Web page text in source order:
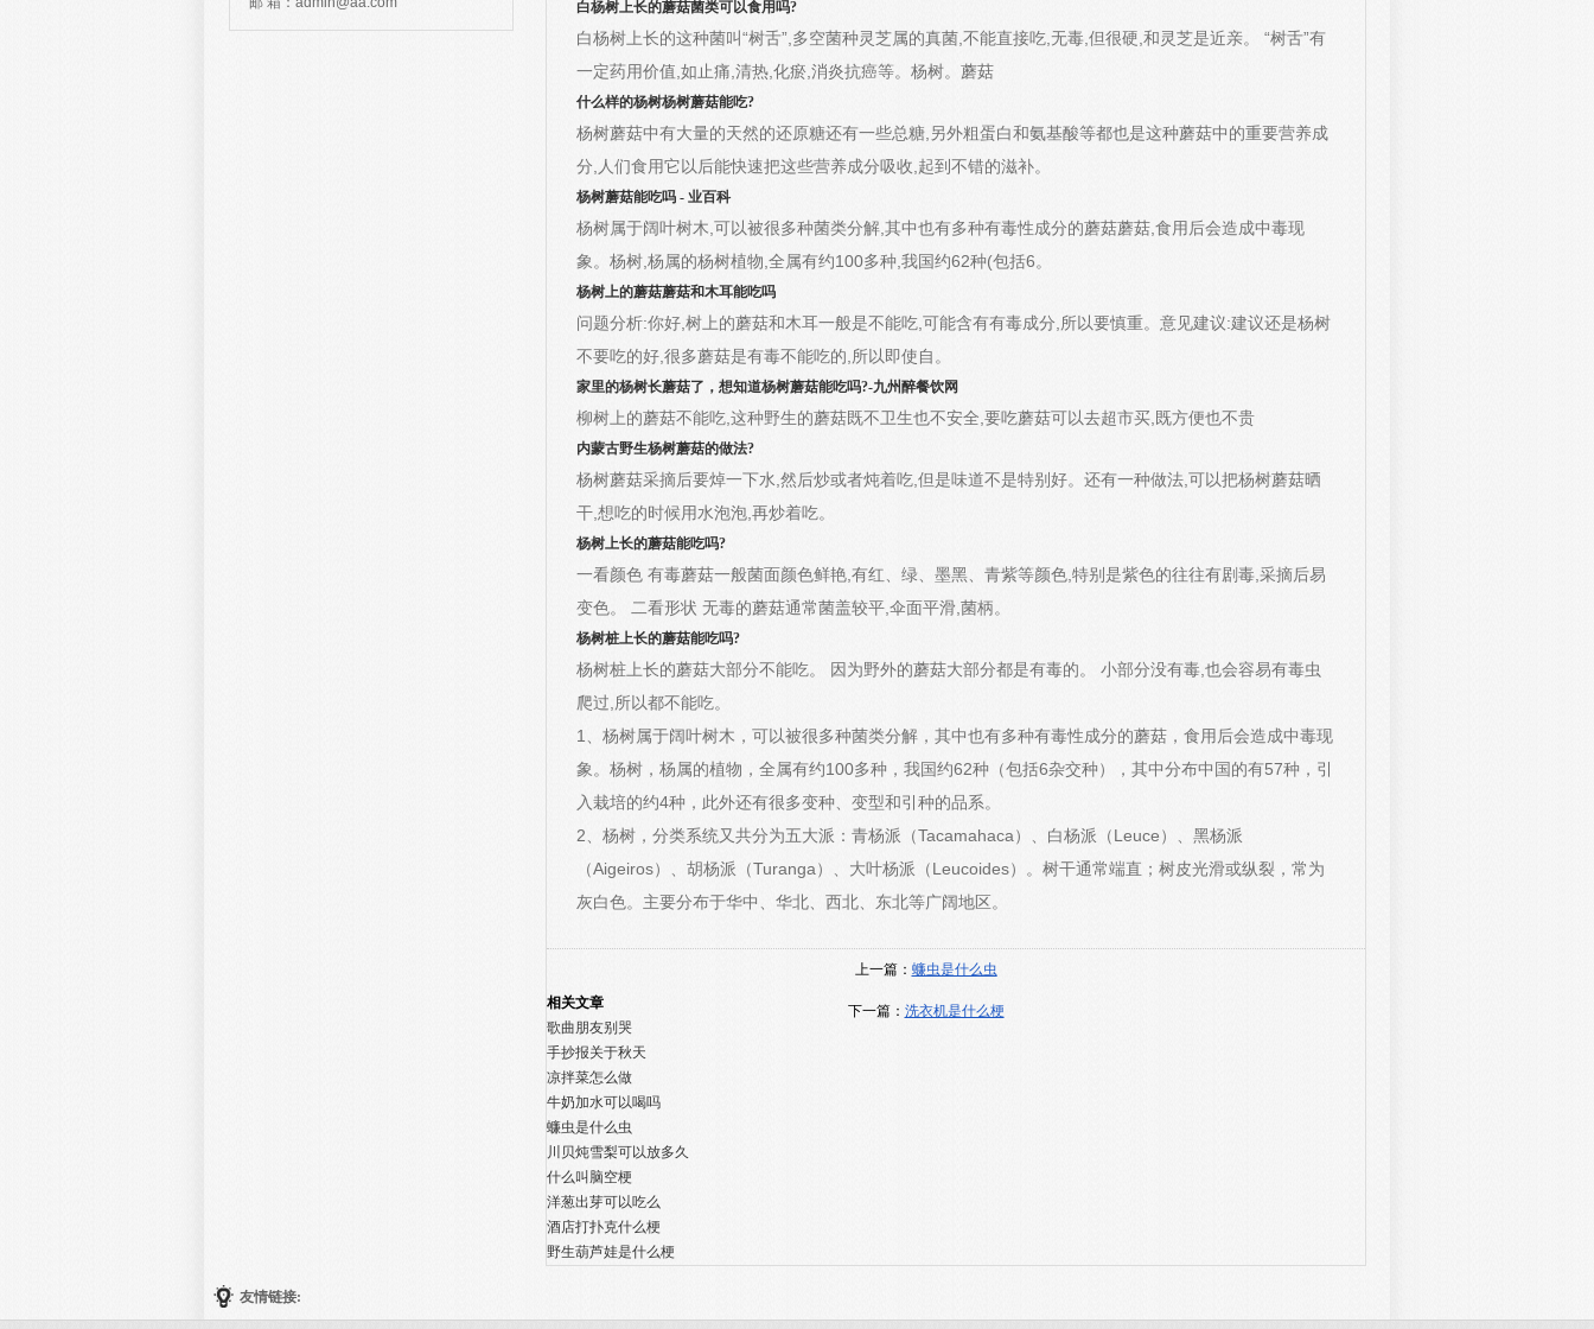
白杨树上长的蘑菇菌类可以食用吗?
白杨树上长的这种菌叫“树舌”,多空菌种灵芝属的真菌,不能直接吃,无毒,但很硬,和灵芝是近亲。 “树舌”有
一定药用价值,如止痛,清热,化瘀,消炎抗癌等。杨树。蘑菇
什么样的杨树杨树蘑菇能吃?
杨树蘑菇中有大量的天然的还原糖还有一些总糖,另外粗蛋白和氨基酸等都也是这种蘑菇中的重要营养成
分,人们食用它以后能快速把这些营养成分吸收,起到不错的滋补。
杨树蘑菇能吃吗 - 业百科
杨树属于阔叶树木,可以被很多种菌类分解,其中也有多种有毒性成分的蘑菇蘑菇,食用后会造成中毒现
象。杨树,杨属的杨树植物,全属有约100多种,我国约62种(包括6。
杨树上的蘑菇蘑菇和木耳能吃吗
问题分析:你好,树上的蘑菇和木耳一般是不能吃,可能含有有毒成分,所以要慎重。意见建议:建议还是杨树
不要吃的好,很多蘑菇是有毒不能吃的,所以即使自。
家里的杨树长蘑菇了，想知道杨树蘑菇能吃吗?-九州醉餐饮网
柳树上的蘑菇不能吃,这种野生的蘑菇既不卫生也不安全,要吃蘑菇可以去超市买,既方便也不贵
内蒙古野生杨树蘑菇的做法?
杨树蘑菇采摘后要焯一下水,然后炒或者炖着吃,但是味道不是特别好。还有一种做法,可以把杨树蘑菇晒
干,想吃的时候用水泡泡,再炒着吃。
杨树上长的蘑菇能吃吗?
一看颜色 有毒蘑菇一般菌面颜色鲜艳,有红、绿、墨黑、青紫等颜色,特别是紫色的往往有剧毒,采摘后易
变色。 二看形状 无毒的蘑菇通常菌盖较平,伞面平滑,菌柄。
杨树桩上长的蘑菇能吃吗?
杨树桩上长的蘑菇大部分不能吃。 因为野外的蘑菇大部分都是有毒的。 小部分没有毒,也会容易有毒虫
爬过,所以都不能吃。
1、杨树属于阔叶树木，可以被很多种菌类分解，其中也有多种有毒性成分的蘑菇，食用后会造成中毒现
象。杨树，杨属的植物，全属有约100多种，我国约62种（包括6杂交种），其中分布中国的有57种，引
入栽培的约4种，此外还有很多变种、变型和引种的品系。
2、杨树，分类系统又共分为五大派：青杨派（Tacamahaca）、白杨派（Leuce）、黑杨派
（Aigeiros）、胡杨派（Turanga）、大叶杨派（Leucoides）。树干通常端直；树皮光滑或纵裂，常为
灰白色。主要分布于华中、华北、西北、东北等广阔地区。
上一篇： 蠊虫是什么虫
下一篇： 洗衣机是什么梗
相关文章
歌曲朋友别哭
手抄报关于秋天
凉拌菜怎么做
牛奶加水可以喝吗
蠊虫是什么虫
川贝炖雪梨可以放多久
什么叫脑空梗
洋葱出芽可以吃么
酒店打扑克什么梗
野生葫芦娃是什么梗
友情链接: